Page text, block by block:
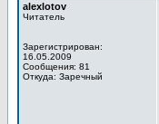
alexlotov
Читатель
Зарегистрирован:
16.05.2009
Сообщения: 81
Откуда: Заречный